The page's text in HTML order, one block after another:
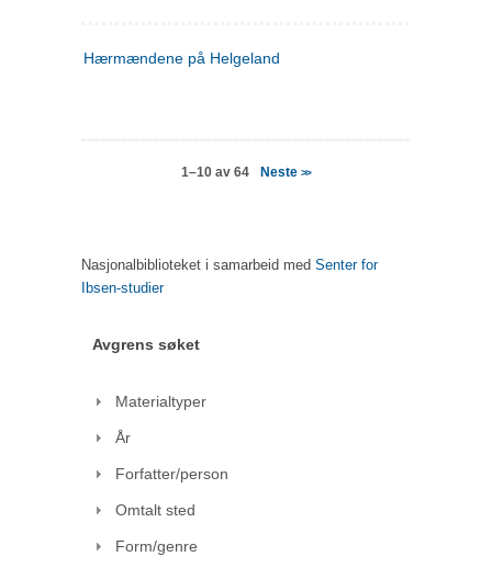
Hærmændene på Helgeland
1–10 av 64 Neste>>
Nasjonalbiblioteket i samarbeid med Senter for
Ibsen-studier
Avgrens søket
Materialtyper
År
Forfatter/person
Omtalt sted
Form/genre